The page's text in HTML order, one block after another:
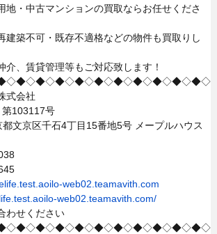
・中古マンションの買取ならお任せくださ
築不可・既存不適格などの物件も買取りし
、賃貸管理等もご対応致します！
式会社
103117号
文京区千石4丁目15番地5号 メープルハウス
web02.teamavith.com
web02.teamavith.com/
わせください